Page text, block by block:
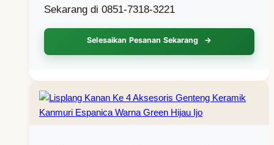
Sekarang di 0851-7318-3221
Selesaikan Pesanan Sekarang